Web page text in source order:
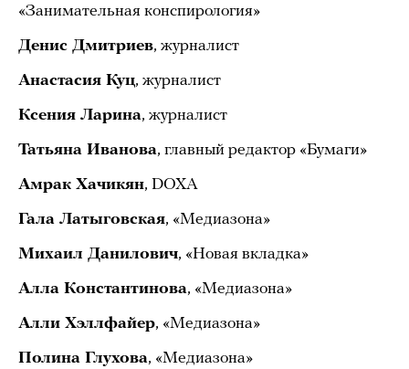
«Занимательная конспирология»
Денис Дмитриев, журналист
Анастасия Куц, журналист
Ксения Ларина, журналист
Татьяна Иванова, главный редактор «Бумаги»
Амрак Хачикян, DOXA
Гала Латыговская, «Медиазона»
Михаил Данилович, «Новая вкладка»
Алла Константинова, «Медиазона»
Алли Хэллфайер, «Медиазона»
Полина Глухова, «Медиазона»